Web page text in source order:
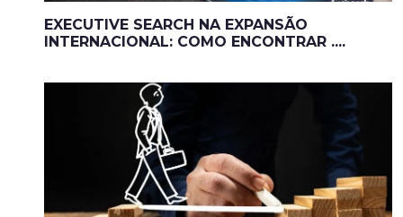
EXECUTIVE SEARCH NA EXPANSÃO
INTERNACIONAL: COMO ENCONTRAR ....